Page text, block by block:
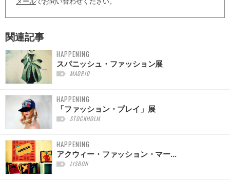
メールでお問い合わせください。
関連記事
HAPPENING
スパニッシュ・ファッション展
MADRID
HAPPENING
「ファッション・プレイ」展
STOCKHOLM
HAPPENING
アクウィー・ファッション・マー...
LISBON